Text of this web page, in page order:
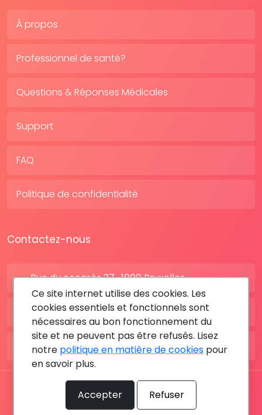
À propos
Professionnel de santé?
Questions & Réponses Médicales
Support
FAQ
Politique de confidentialité
Contactez-nous
Rue du congrès 37 , 1000 Bruxelles
BE: +32 28080227
FR: +33 183642895
Tous les droits sont réservés © 2026 RDV MÉDICAL By
MediaSatCom
Ce site internet utilise des cookies. Les
cookies essentiels et fonctionnels sont
nécessaires au bon fonctionnement du
site et ne peuvent pas être refusés. Lisez
notre politique en matière de cookies pour
en savoir plus.
Accepter Refuser